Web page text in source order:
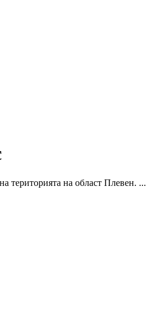
територията на област Плевен. ...